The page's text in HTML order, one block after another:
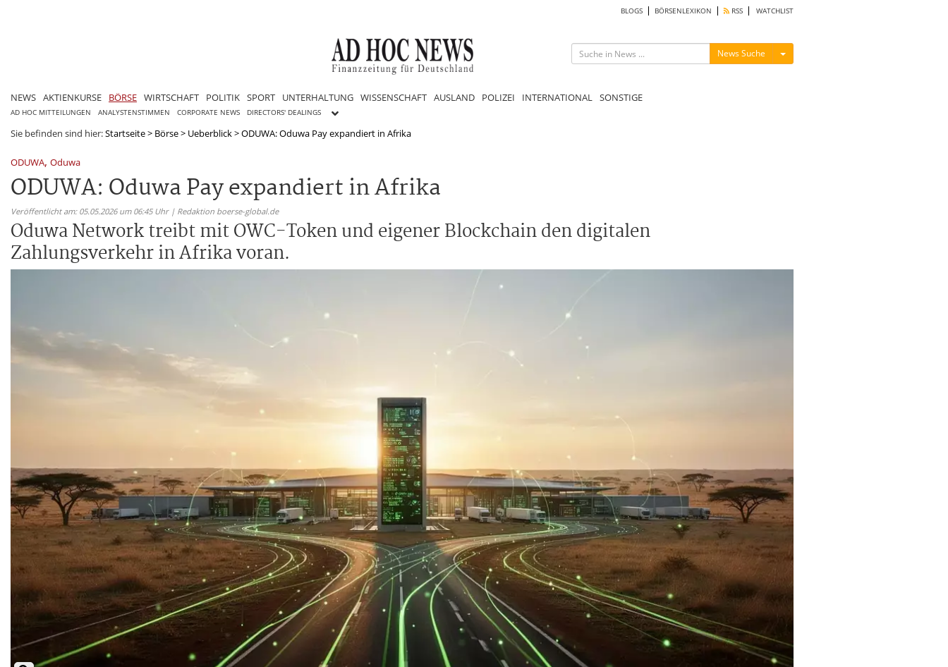
BLOGS BÖRSENLEXIKON RSS WATCHLIST
News Suche Menü ein-/ausblenden
NEWS AKTIENKURSE BÖRSE WIRTSCHAFT POLITIK SPORT UNTERHALTUNG WISSENSCHAFT AUSLAND POLIZEI INTERNATIONAL SONSTIGE
AD HOC MITTEILUNGEN ANALYSTENSTIMMEN CORPORATE NEWS DIRECTORS' DEALINGS
Sie befinden sind hier:Startseite> Börse> Ueberblick>ODUWA: Oduwa Pay expandiert in Afrika
ODUWA, Oduwa
ODUWA: Oduwa Pay expandiert in Afrika
Veröffentlicht am: 05.05.2026 um 06:45 Uhr | Redaktion boerse-global.de
Oduwa Network treibt mit OWC-Token und eigener Blockchain den digitalen
Zahlungsverkehr in Afrika voran.